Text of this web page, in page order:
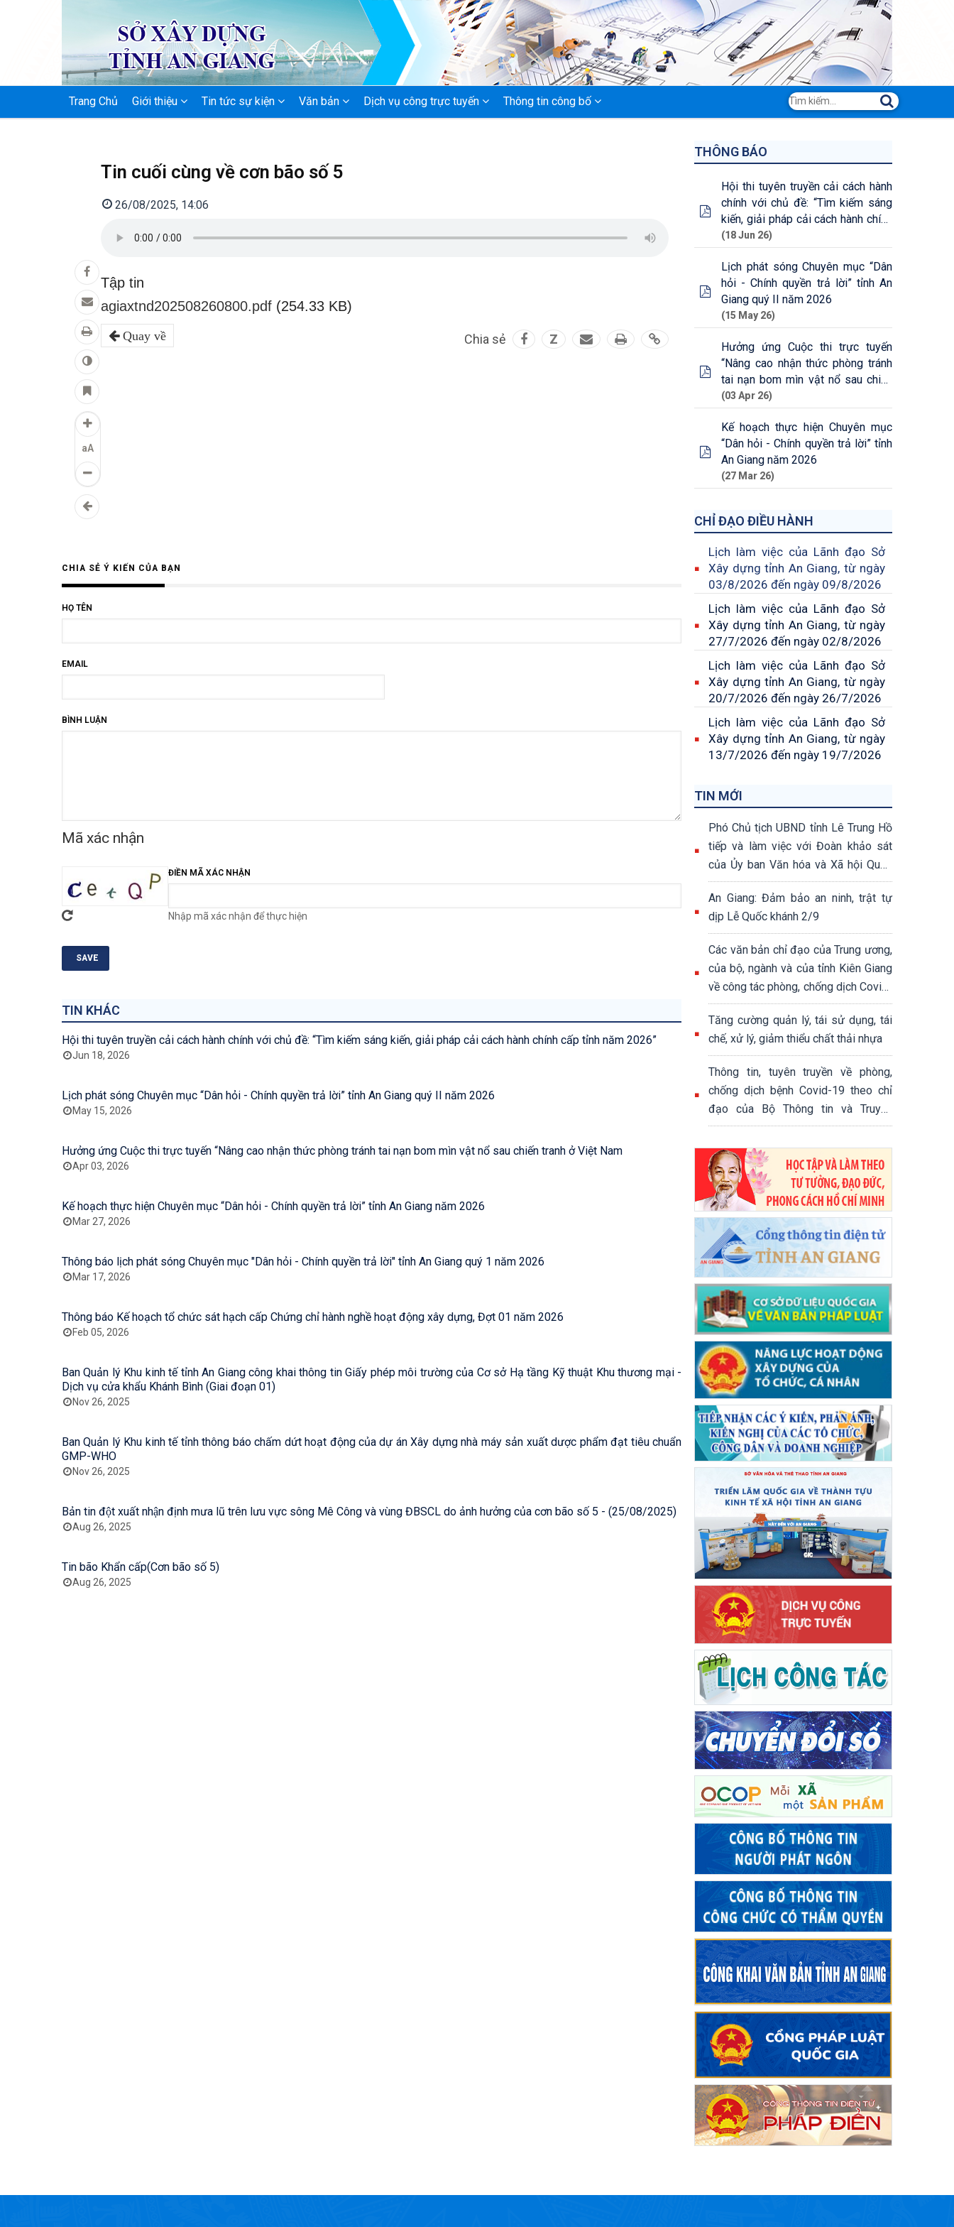
NAVIGATION
Trang Chủ Giới thiệu Tin tức sự kiện Văn bản Dịch vụ công trực tuyến Thông tin công bố
aA
Tin cuối cùng về cơn bão số 5
26/08/2025, 14:06
Tập tin
agiaxtnd202508260800.pdf (254.33 KB)
Quay về Chia sẻ Z
CHIA SẺ Ý KIẾN CỦA BẠN
HỌ TÊN
EMAIL
BÌNH LUẬN
Mã xác nhận
ĐIỀN MÃ XÁC NHẬN
Nhập mã xác nhận để thực hiện
TIN KHÁC
Hội thi tuyên truyền cải cách hành chính với chủ đề: “Tìm kiếm sáng kiến, giải pháp cải cách hành chính cấp tỉnh năm 2026”
Jun 18, 2026
Lịch phát sóng Chuyên mục “Dân hỏi - Chính quyền trả lời” tỉnh An Giang quý II năm 2026
May 15, 2026
Hưởng ứng Cuộc thi trực tuyến “Nâng cao nhận thức phòng tránh tai nạn bom mìn vật nổ sau chiến tranh ở Việt Nam
Apr 03, 2026
Kế hoạch thực hiện Chuyên mục “Dân hỏi - Chính quyền trả lời” tỉnh An Giang năm 2026
Mar 27, 2026
Thông báo lịch phát sóng Chuyên mục "Dân hỏi - Chính quyền trả lời" tỉnh An Giang quý 1 năm 2026
Mar 17, 2026
Thông báo Kế hoạch tổ chức sát hạch cấp Chứng chỉ hành nghề hoạt động xây dựng, Đợt 01 năm 2026
Feb 05, 2026
Ban Quản lý Khu kinh tế tỉnh An Giang công khai thông tin Giấy phép môi trường của Cơ sở Hạ tầng Kỹ thuật Khu thương mại -
Dịch vụ cửa khẩu Khánh Bình (Giai đoạn 01)
Nov 26, 2025
Ban Quản lý Khu kinh tế tỉnh thông báo chấm dứt hoạt động của dự án Xây dựng nhà máy sản xuất dược phẩm đạt tiêu chuẩn
GMP-WHO
Nov 26, 2025
Bản tin đột xuất nhận định mưa lũ trên lưu vực sông Mê Công và vùng ĐBSCL do ảnh hưởng của cơn bão số 5 - (25/08/2025)
Aug 26, 2025
Tin bão Khẩn cấp(Cơn bão số 5)
Aug 26, 2025
THÔNG BÁO
Hội thi tuyên truyền cải cách hành
chính với chủ đề: “Tìm kiếm sáng
kiến, giải pháp cải cách hành chính
cấp tỉnh năm 2026”
(18 Jun 26)
Lịch phát sóng Chuyên mục “Dân
hỏi - Chính quyền trả lời” tỉnh An
Giang quý II năm 2026
(15 May 26)
Hưởng ứng Cuộc thi trực tuyến
“Nâng cao nhận thức phòng tránh
tai nạn bom mìn vật nổ sau chiến
tranh ở Việt Nam
(03 Apr 26)
Kế hoạch thực hiện Chuyên mục
“Dân hỏi - Chính quyền trả lời” tỉnh
An Giang năm 2026
(27 Mar 26)
CHỈ ĐẠO ĐIỀU HÀNH
Lịch làm việc của Lãnh đạo Sở
Xây dựng tỉnh An Giang, từ ngày
03/8/2026 đến ngày 09/8/2026
Lịch làm việc của Lãnh đạo Sở
Xây dựng tỉnh An Giang, từ ngày
27/7/2026 đến ngày 02/8/2026
Lịch làm việc của Lãnh đạo Sở
Xây dựng tỉnh An Giang, từ ngày
20/7/2026 đến ngày 26/7/2026
Lịch làm việc của Lãnh đạo Sở
Xây dựng tỉnh An Giang, từ ngày
13/7/2026 đến ngày 19/7/2026
TIN MỚI
Phó Chủ tịch UBND tỉnh Lê Trung Hồ
tiếp và làm việc với Đoàn khảo sát
của Ủy ban Văn hóa và Xã hội Quốc
hội khóa XV
An Giang: Đảm bảo an ninh, trật tự
dịp Lễ Quốc khánh 2/9
Các văn bản chỉ đạo của Trung ương,
của bộ, ngành và của tỉnh Kiên Giang
về công tác phòng, chống dịch Covid-
19 trong thời gian thực hiện giãn cách
xã hội theo tinh thần Chỉ thị số
16/CT-TTg ngày 31/3/2020 của Thủ
tướng Chính phủ
Tăng cường quản lý, tái sử dụng, tái
chế, xử lý, giảm thiểu chất thải nhựa
Thông tin, tuyên truyền về phòng,
chống dịch bệnh Covid-19 theo chỉ
đạo của Bộ Thông tin và Truyền
thông, UBND tỉnh Kiên Giang